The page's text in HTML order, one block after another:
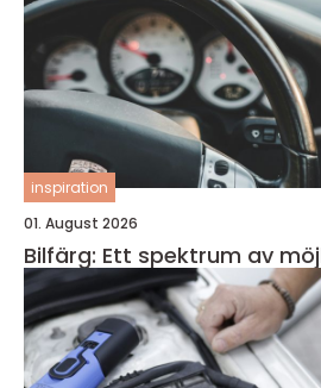
inspiration
01. August 2026
Bilfärg: Ett spektrum av